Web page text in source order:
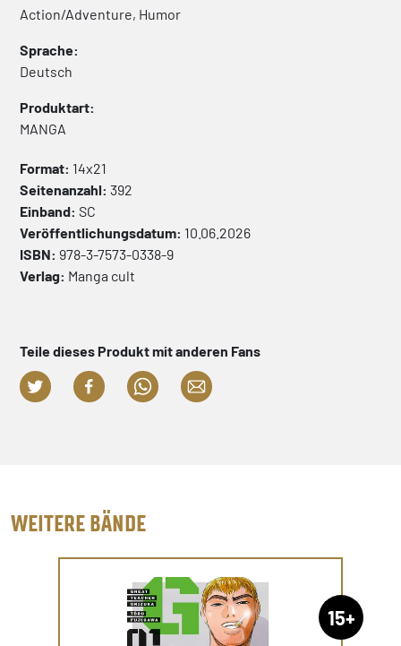
Action/Adventure, Humor
Sprache:
Deutsch
Produktart:
MANGA
Format: 14x21
Seitenanzahl: 392
Einband: SC
Veröffentlichungsdatum: 10.06.2026
ISBN: 978-3-7573-0338-9
Verlag: Manga cult
Teile dieses Produkt mit anderen Fans
WEITERE BÄNDE
15+